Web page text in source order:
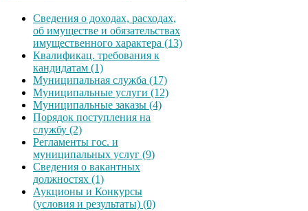
Сведения о доходах, расходах,
об имуществе и обязательствах
имущественного характера (13)
Квалификац. требования к
кандидатам (1)
Муниципальная служба (17)
Муниципальные услуги (12)
Муниципальные заказы (4)
Порядок поступления на
службу (2)
Регламенты гос. и
муниципальных услуг (9)
Сведения о вакантных
должностях (1)
Аукционы и Конкурсы
(условия и результаты) (0)